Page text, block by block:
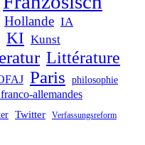
Hollande IA
KI Kunst
Littérature
Paris philosophie
allemandes
Twitter Verfassungsreform